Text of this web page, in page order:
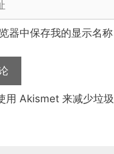
器中保存我的显示名
用 Akismet 来减少垃圾